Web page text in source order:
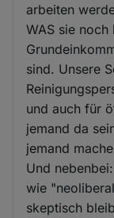
arbeiten
WAS sie
sind. Unsere
und auch für
jemand da
jemand
Und
wie
skeptisch